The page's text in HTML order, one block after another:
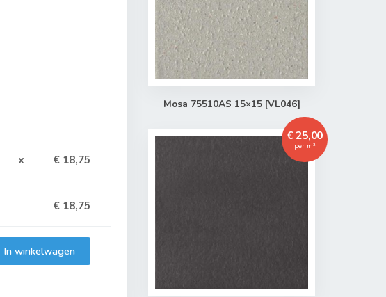
x € 18,75
€ 18,75
In winkelwagen
Mosa 75510AS 15×15 [VL046]
€ 25,00
per m²